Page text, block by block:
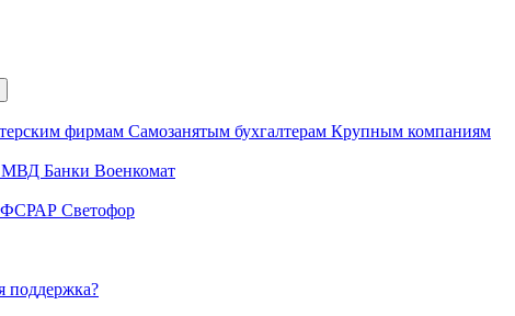
фирмам Самозанятым бухгалтерам Крупным компаниям
МВД Банки Военкомат
ФСРАР Светофор
поддержка?